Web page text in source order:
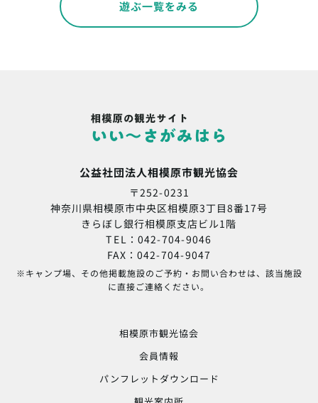
遊ぶ一覧をみる
公益社団法人相模原市観光協会
〒252-0231
神奈川県相模原市中央区相模原3丁目8番17号
きらぼし銀行相模原支店ビル1階
TEL：042-704-9046
FAX：042-704-9047
※キャンプ場、その他掲載施設のご予約・お問い合わせは、該当施設
に直接ご連絡ください。
相模原市観光協会
会員情報
パンフレットダウンロード